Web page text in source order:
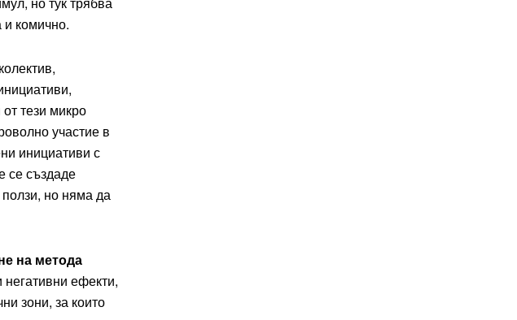
комично.
тези микро
участие в
инициативи с
се създаде
но няма да
на метода
ефекти,
зони, за които